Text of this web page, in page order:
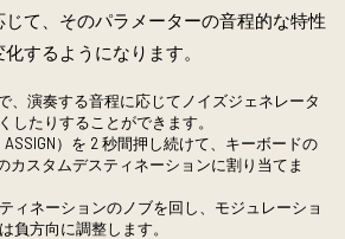
て、そのパラメーターの音程的な特性
するようになります。
、演奏する音程に応じてノイズジェネレータ
したりすることができます。
ASSIGN）を 2 秒間押し続けて、キーボードの
カスタムデスティネーションに割り当てま
ィネーションのノブを回し、モジュレーショ
負方向に調整します。